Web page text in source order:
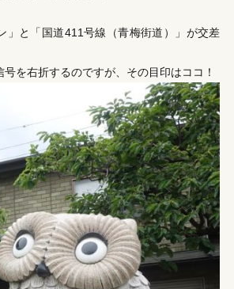
」と「国道411号線（青梅街道）」が交差
号を右折するのですが、その目印はココ！